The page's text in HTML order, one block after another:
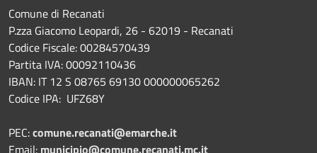
Comune di Recanati
P.zza Giacomo Leopardi, 26 - 62019 - Recanati
Codice Fiscale: 00284570439
Partita IVA: 00092110436
IBAN: IT 12 S 08765 69130 000000065262
Codice IPA: UFZ68Y
PEC:comune.recanati@emarche.it
Email: municipio@comune.recanati.mc.it